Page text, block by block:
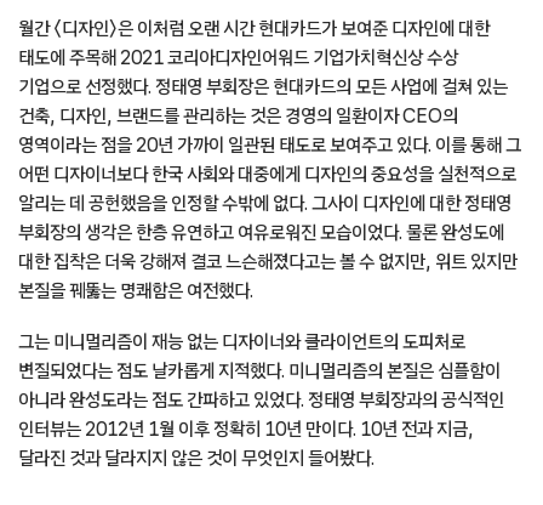
월간 〈디자인〉은 이처럼 오랜 시간 현대카드가 보여준 디자인에 대한
태도에 주목해 2021 코리아디자인어워드 기업가치혁신상 수상
기업으로 선정했다. 정태영 부회장은 현대카드의 모든 사업에 걸쳐 있는
건축, 디자인, 브랜드를 관리하는 것은 경영의 일환이자 CEO의
영역이라는 점을 20년 가까이 일관된 태도로 보여주고 있다. 이를 통해 그
어떤 디자이너보다 한국 사회와 대중에게 디자인의 중요성을 실천적으로
알리는 데 공헌했음을 인정할 수밖에 없다. 그사이 디자인에 대한 정태영
부회장의 생각은 한층 유연하고 여유로워진 모습이었다. 물론 완성도에
대한 집착은 더욱 강해져 결코 느슨해졌다고는 볼 수 없지만, 위트 있지만
본질을 꿰뚫는 명쾌함은 여전했다.
그는 미니멀리즘이 재능 없는 디자이너와 클라이언트의 도피처로
변질되었다는 점도 날카롭게 지적했다. 미니멀리즘의 본질은 심플함이
아니라 완성도라는 점도 간파하고 있었다. 정태영 부회장과의 공식적인
인터뷰는 2012년 1월 이후 정확히 10년 만이다. 10년 전과 지금,
달라진 것과 달라지지 않은 것이 무엇인지 들어봤다.